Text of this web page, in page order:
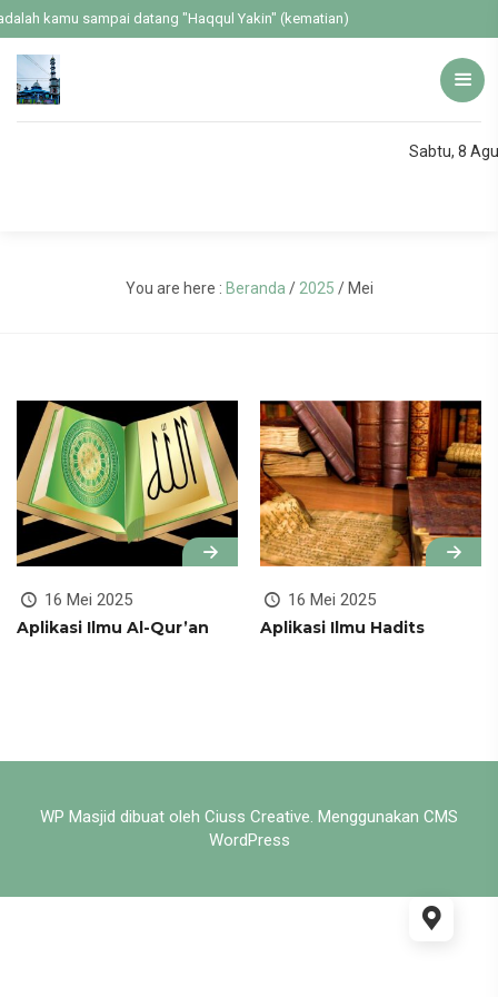
kamu sampai datang "Haqqul Yakin" (kematian)
Sabtu, 8
You are here : Beranda / 2025 / Mei
16 Mei 2025
Aplikasi Ilmu Al-Qur’an
16 Mei 2025
Aplikasi Ilmu Hadits
WP Masjid dibuat oleh Ciuss Creative. Menggunakan CMS
WordPress